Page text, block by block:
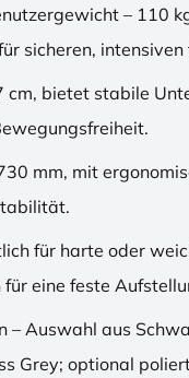
– 110
sicheren,
cm, bietet stabile
mm, mit
für harte oder
eine feste
– Auswahl aus
Grey; optional